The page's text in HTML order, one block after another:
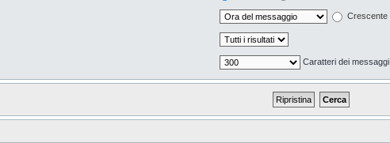
Crescente
Caratteri dei messaggi